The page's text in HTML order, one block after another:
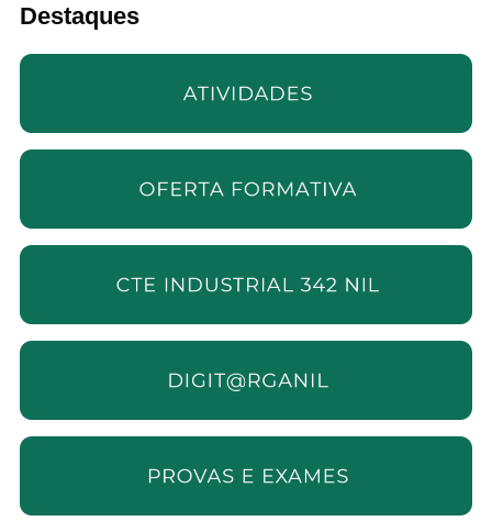
Destaques